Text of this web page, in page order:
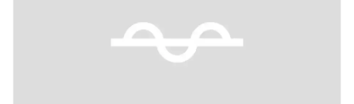
Previous slide